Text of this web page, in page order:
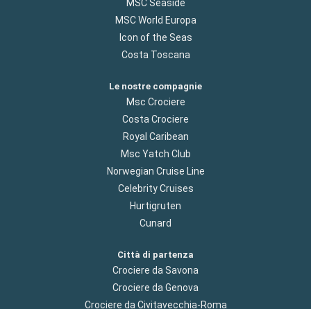
MSC Seaside
MSC World Europa
Icon of the Seas
Costa Toscana
Le nostre compagnie
Msc Crociere
Costa Crociere
Royal Caribean
Msc Yatch Club
Norwegian Cruise Line
Celebrity Cruises
Hurtigruten
Cunard
Città di partenza
Crociere da Savona
Crociere da Genova
Crociere da Civitavecchia-Roma